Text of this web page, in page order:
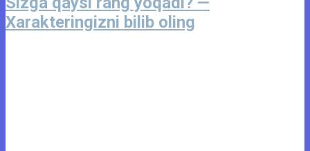
Xarakteringizni bilib oling